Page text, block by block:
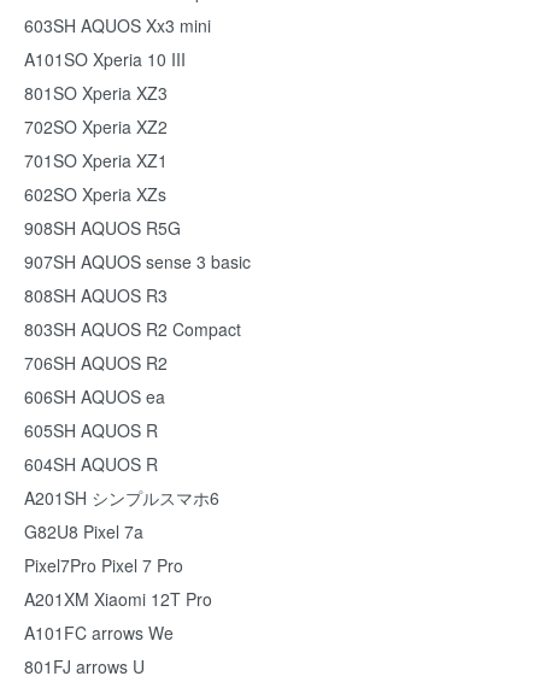
603SH AQUOS Xx3 mini
A101SO Xperia 10 III
801SO Xperia XZ3
702SO Xperia XZ2
701SO Xperia XZ1
602SO Xperia XZs
908SH AQUOS R5G
907SH AQUOS sense 3 basic
808SH AQUOS R3
803SH AQUOS R2 Compact
706SH AQUOS R2
606SH AQUOS ea
605SH AQUOS R
604SH AQUOS R
A201SH シンプルスマホ6
G82U8 Pixel 7a
Pixel7Pro Pixel 7 Pro
A201XM Xiaomi 12T Pro
A101FC arrows We
801FJ arrows U